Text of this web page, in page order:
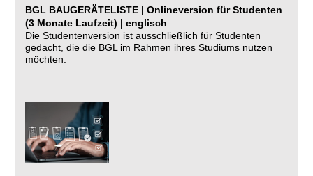
BGL BAUGERÄTELISTE | Onlineversion für Studenten
(3 Monate Laufzeit) | englisch
Die Studentenversion ist ausschließlich für Studenten
gedacht, die die BGL im Rahmen ihres Studiums nutzen
möchten.